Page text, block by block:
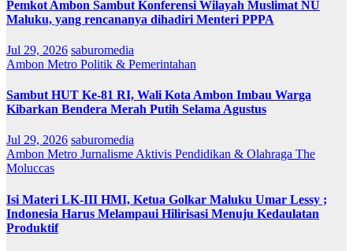
Pemkot Ambon Sambut Konferensi Wilayah Muslimat NU
Maluku, yang rencananya dihadiri Menteri PPPA
Jul 29, 2026 saburomedia
Ambon Metro Politik & Pemerintahan
Sambut HUT Ke-81 RI, Wali Kota Ambon Imbau Warga
Kibarkan Bendera Merah Putih Selama Agustus
Jul 29, 2026 saburomedia
Ambon Metro Jurnalisme Aktivis Pendidikan & Olahraga The
Moluccas
Isi Materi LK-III HMI, Ketua Golkar Maluku Umar Lessy ;
Indonesia Harus Melampaui Hilirisasi Menuju Kedaulatan
Produktif